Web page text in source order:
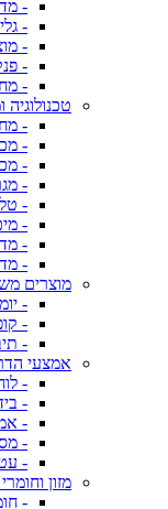
-
-
-
-
-
טכנולוגיה
-
-
-
-
-
-
-
-
מוצרים
-
-
-
אמצעי
-
-
-
-
-
מזון וחומרי
-